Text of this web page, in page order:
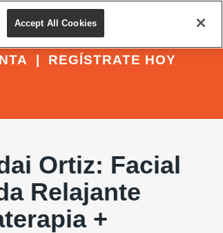
REGÍSTRATE HOY
Ortiz: Facial
Relajante
+
Accept All Cookies